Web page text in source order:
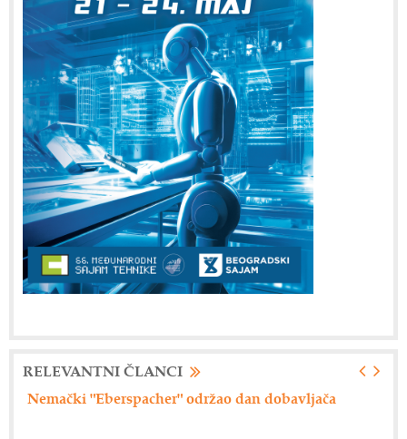
RELEVANTNI ČLANCI
Axiom Tech d.o.o. - Siemensova rešenja